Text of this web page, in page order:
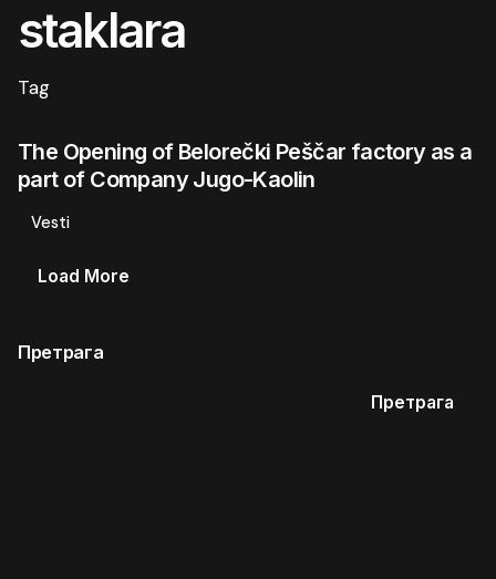
staklara
Tag
Претрага
Претрага
The Opening of Belorečki Peščar factory as a
part of Company Jugo-Kaolin
Vesti
Load More